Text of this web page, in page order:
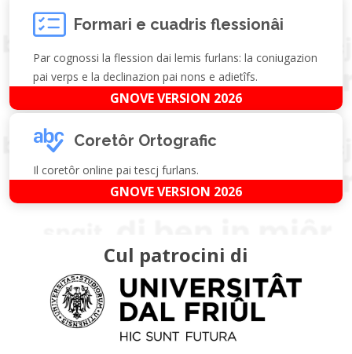
Formari e cuadris flessionâi
Par cognossi la flession dai lemis furlans: la coniugazion
pai verps e la declinazion pai nons e adietîfs.
GNOVE VERSION 2026
Coretôr Ortografic
Il coretôr online pai tescj furlans.
GNOVE VERSION 2026
Cul patrocini di